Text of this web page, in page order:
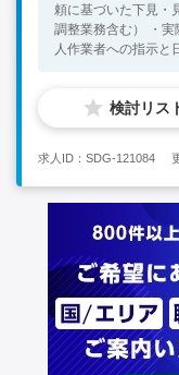
頼に基づいた下見・
調整業務含む） ・
人作業者への指示と
れば尚可） ・高い
に就業する意欲のある方 ＜歓迎スキル・経験＞ ・法人
・インドへの渡航経
検討リス
求人ID：SDG-121084